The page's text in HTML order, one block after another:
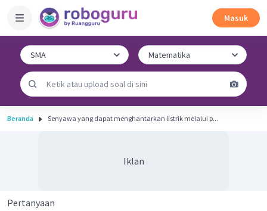
Masuk
Beranda Senyawa yang dapat menghantarkan listrik melalui p...
Iklan
Pertanyaan